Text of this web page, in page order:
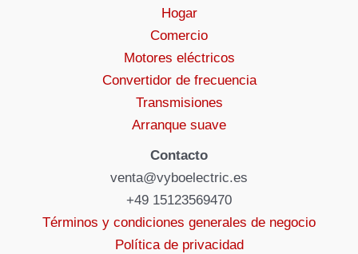
Hogar
Comercio
Motores eléctricos
Convertidor de frecuencia
Transmisiones
Arranque suave
Contacto
venta@vyboelectric.es
+49 15123569470
Términos y condiciones generales de negocio
Política de privacidad